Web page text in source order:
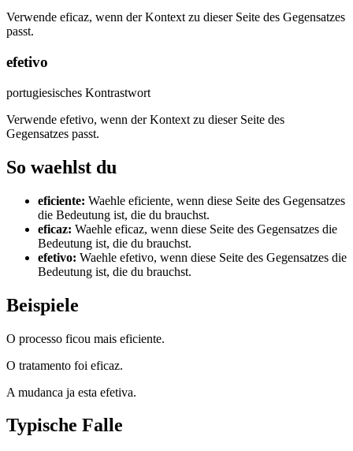
Verwende eficaz, wenn der Kontext zu dieser Seite des Gegensatzes
passt.
efetivo
portugiesisches Kontrastwort
Verwende efetivo, wenn der Kontext zu dieser Seite des
Gegensatzes passt.
So waehlst du
eficiente: Waehle eficiente, wenn diese Seite des Gegensatzes
die Bedeutung ist, die du brauchst.
eficaz: Waehle eficaz, wenn diese Seite des Gegensatzes die
Bedeutung ist, die du brauchst.
efetivo: Waehle efetivo, wenn diese Seite des Gegensatzes die
Bedeutung ist, die du brauchst.
Beispiele
O processo ficou mais eficiente.
O tratamento foi eficaz.
A mudanca ja esta efetiva.
Typische Falle